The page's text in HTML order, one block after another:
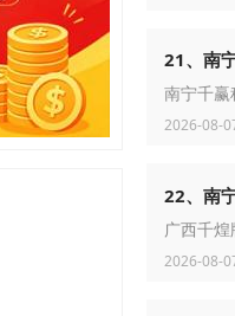
21、南
南宁千赢
2026-08-
22、南
广西千煌
2026-08-